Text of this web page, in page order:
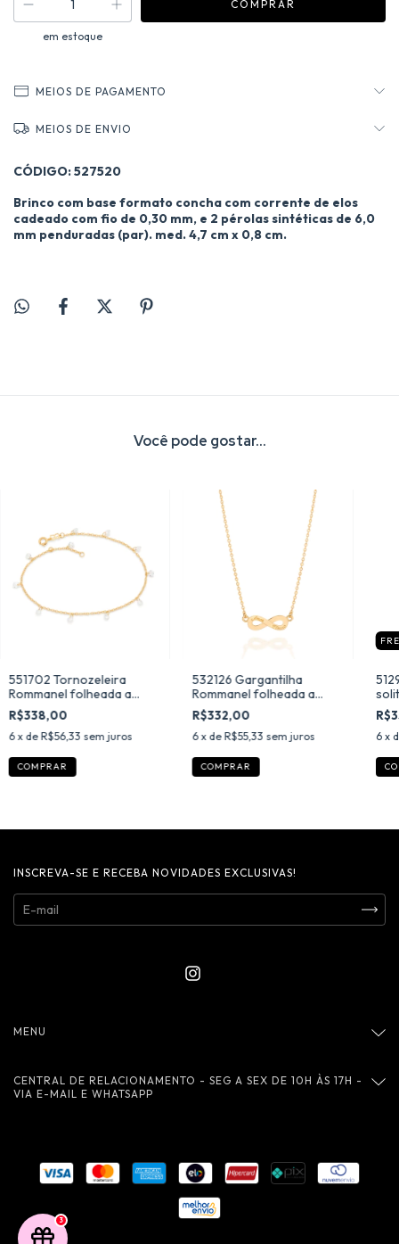
3
em estoque
MEIOS DE PAGAMENTO
MEIOS DE ENVIO
CÓDIGO: 527520
Brinco com base formato concha com corrente de elos
cadeado com fio de 0,30 mm, e 2 pérolas sintéticas de 6,0
mm penduradas (par). med. 4,7 cm x 0,8 cm.
Você pode gostar...
551702 Tornozeleira
Rommanel folheada a
ouro com zircônias 25 cm
R$338,00
6 x de R$56,33 sem juros
532126 Gargantilha
Rommanel folheada a
ouro infinito amor eterno
R$332,00
6 x de R$55,33 sem juros 6 x
INSCREVA-SE E RECEBA NOVIDADES EXCLUSIVAS!
MENU
CENTRAL DE RELACIONAMENTO - SEG A SEX DE 10H ÀS 17H -
VIA E-MAIL E WHATSAPP